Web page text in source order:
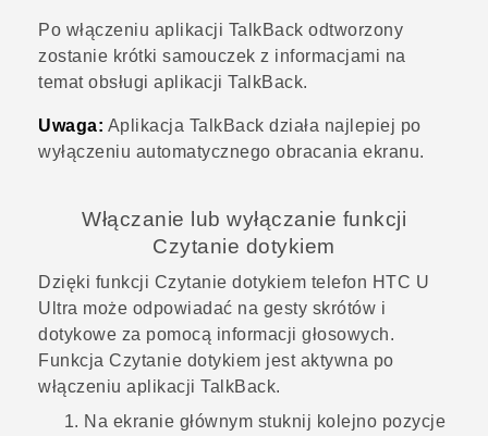
Po włączeniu aplikacji TalkBack odtworzony
zostanie krótki samouczek z informacjami na
temat obsługi aplikacji TalkBack.
Uwaga: Aplikacja TalkBack działa najlepiej po
wyłączeniu automatycznego obracania ekranu.
Włączanie lub wyłączanie funkcji
Czytanie dotykiem
Dzięki funkcji Czytanie dotykiem telefon HTC U
Ultra może odpowiadać na gesty skrótów i
dotykowe za pomocą informacji głosowych.
Funkcja Czytanie dotykiem jest aktywna po
włączeniu aplikacji TalkBack.
Na ekranie głównym stuknij kolejno pozycje